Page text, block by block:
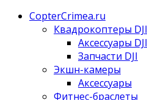
CopterCrimea.ru
Квадрокоптеры DJI
Аксессуары DJI
Запчасти DJI
Экшн-камеры
Аксессуары
Фитнес-браслеты